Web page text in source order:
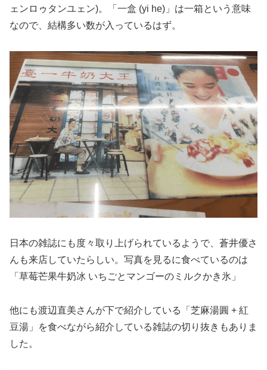
ェンロゥタンユェン)。「一盒 (yi he)」は一箱という意味
なので、結構多い数が入っているはず。
日本の雑誌にも度々取り上げられているようで、蒼井優さ
んも来店していたらしい。写真を見るに食べているのは
「草莓芒果牛奶冰 いちごとマンゴーのミルクかき氷」
他にも渡辺直美さんが下で紹介している「芝麻湯圓 + 紅
豆湯」を食べながら紹介している雑誌の切り抜きもありま
した。